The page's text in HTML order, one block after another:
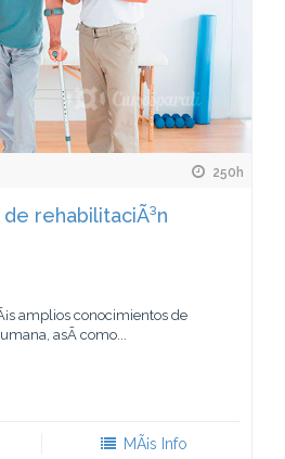
250h
rehabilitaciÃ³n
amplios conocimientos de
asÃ­ como...
MÃ¡s Info